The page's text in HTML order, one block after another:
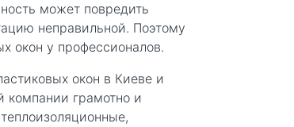
может повредить
неправильной. Поэтому
окон у профессионалов.
окон в Киеве и
компании грамотно и